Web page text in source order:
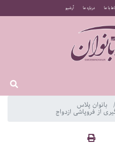
با ما درباره ما آرشیو
بانوان پلاس
از فروپاشی ازدواج